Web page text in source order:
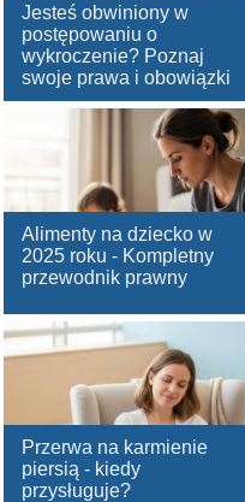
Jesteś obwiniony w
postępowaniu o
wykroczenie? Poznaj
swoje prawa i obowiązki
Alimenty na dziecko w
2025 roku - Kompletny
przewodnik prawny
Przerwa na karmienie
piersią - kiedy
przysługuje?